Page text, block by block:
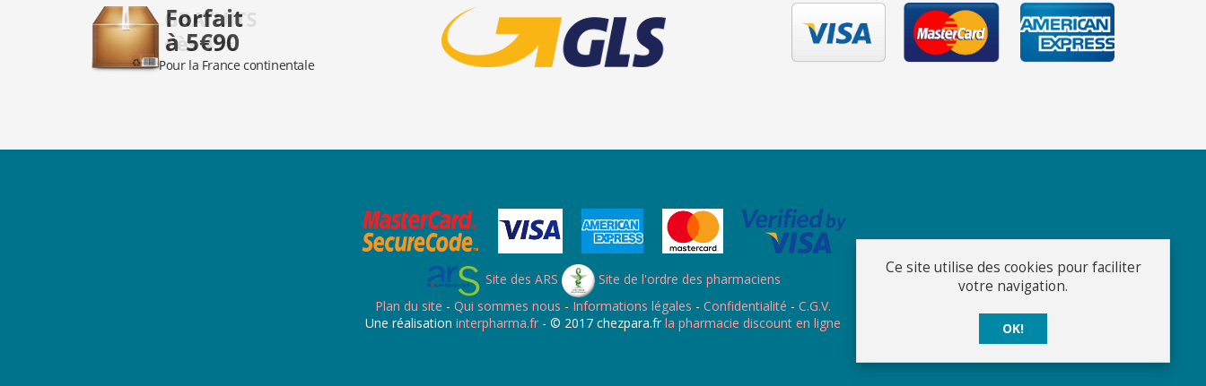
Site des ARS
Site de l'ordre des pharmaciens
Plan du site - Qui sommes nous - Informations légales - Confidentialité - C.G.V.
Une réalisation interpharma.fr- © 2017 chezpara.frla pharmacie discount en ligne
Ce site utilise des cookies pour faciliter
votre navigation.
OK!